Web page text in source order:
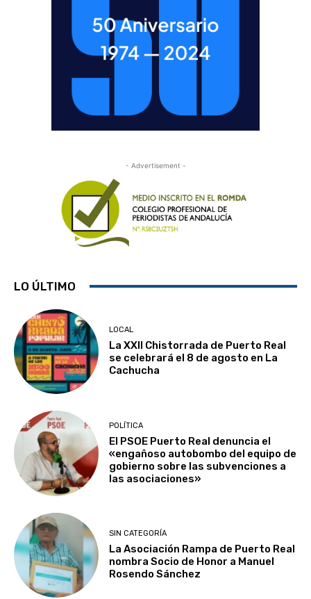
- Advertisement -
LO ÚLTIMO
LOCAL
La XXII Chistorrada de Puerto Real
se celebrará el 8 de agosto en La
Cachucha
POLÍTICA
El PSOE Puerto Real denuncia el
«engañoso autobombo del equipo de
gobierno sobre las subvenciones a
las asociaciones»
SIN CATEGORÍA
La Asociación Rampa de Puerto Real
nombra Socio de Honor a Manuel
Rosendo Sánchez